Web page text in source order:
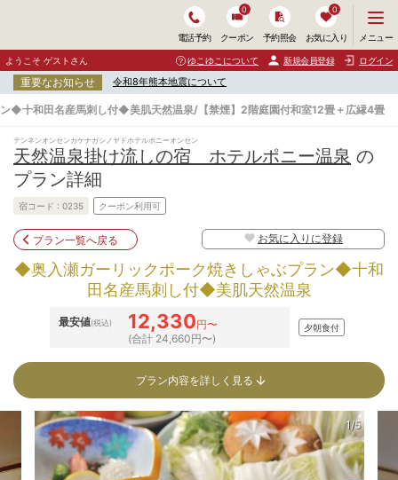
電話予約 クーポン
0
予約照会 お気に入り
0
ニ
ュ
ー
開
く
メニュー
ようこそ ゲストさん ゆこゆこについて 新規会員登録 ログイン
重要なお知らせ 令和8年熊本地震について
◆十和田名産馬刺し付◆美肌天然温泉/【禁煙】2階庭園付和室12畳＋広縁4畳
テンネンオンセンカケナガシノヤドホテルポニーオンセン
天然温泉掛け流しの宿 ホテルポニー温泉 の
プラン詳細
宿コード : 0235 クーポン利用可
プラン一覧へ戻る お気に入りに登録
◆奥入瀬ガーリックポーク焼きしゃぶプラン◆十和
田名産馬刺し付◆美肌天然温泉
最安値(税込) 12,330円〜
(合計 24,660円〜)
夕朝食付
プラン内容を詳しく見る
1/5